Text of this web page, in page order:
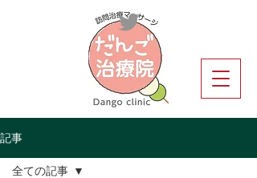
記事
全ての記事